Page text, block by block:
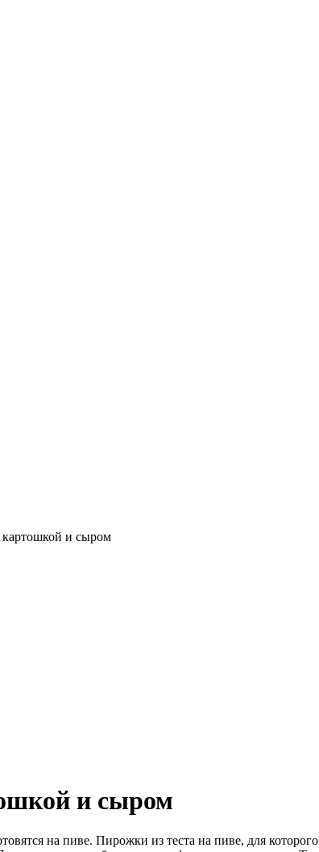
и сыром
и сыром
на пиве. Пирожки из теста на пиве, для